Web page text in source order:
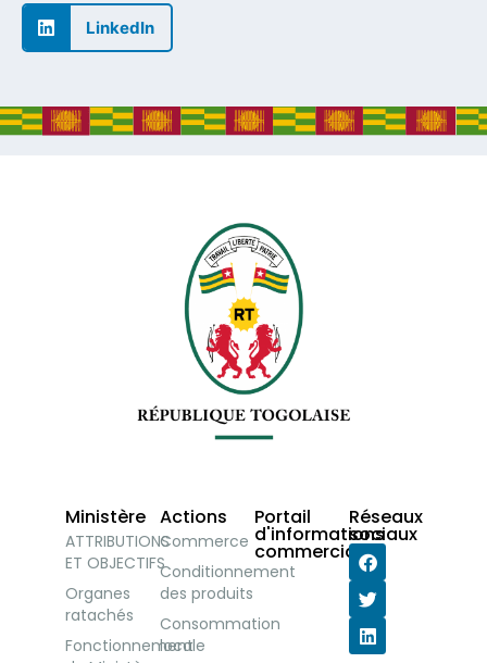
LinkedIn
Ministère
ATTRIBUTIONS
ET OBJECTIFS
Organes
ratachés
Fonctionnement
Actions
Commerce
Conditionnement
des produits
Consommation
locale
Portail
d'informations
commerciales
Réseaux
sociaux